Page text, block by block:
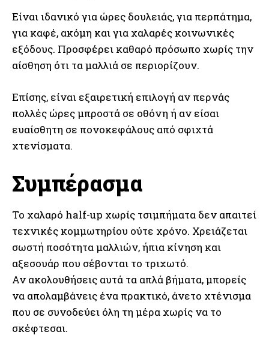
Είναι ιδανικό για ώρες δουλειάς, για περπάτημα,
για καφέ, ακόμη και για χαλαρές κοινωνικές
εξόδους. Προσφέρει καθαρό πρόσωπο χωρίς την
αίσθηση ότι τα μαλλιά σε περιορίζουν.
Επίσης, είναι εξαιρετική επιλογή αν περνάς
πολλές ώρες μπροστά σε οθόνη ή αν είσαι
ευαίσθητη σε πονοκεφάλους από σφιχτά
χτενίσματα.
Συμπέρασμα
Το χαλαρό half-up χωρίς τσιμπήματα δεν απαιτεί
τεχνικές κομμωτηρίου ούτε χρόνο. Χρειάζεται
σωστή ποσότητα μαλλιών, ήπια κίνηση και
αξεσουάρ που σέβονται το τριχωτό.
Αν ακολουθήσεις αυτά τα απλά βήματα, μπορείς
να απολαμβάνεις ένα πρακτικό, άνετο χτένισμα
που σε συνοδεύει όλη τη μέρα χωρίς να το
σκέφτεσαι.